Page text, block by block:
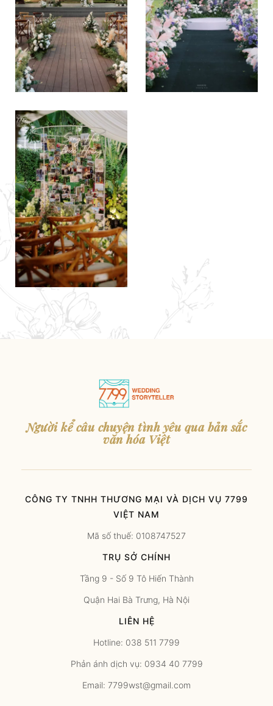
Người kể câu chuyện tình yêu qua bản sắc
văn hóa Việt
CÔNG TY TNHH THƯƠNG MẠI VÀ DỊCH VỤ 7799
VIỆT NAM
Mã số thuế: 0108747527
TRỤ SỞ CHÍNH
Tầng 9 - Số 9 Tô Hiến Thành
Quận Hai Bà Trưng, Hà Nội
LIÊN HỆ
Hotline: 038 511 7799
Phản ánh dịch vụ: 0934 40 7799
Email: 7799wst@gmail.com